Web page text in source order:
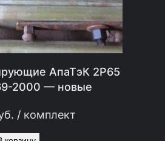
АпаТэК 2Р65
2000 — новые
/ комплект